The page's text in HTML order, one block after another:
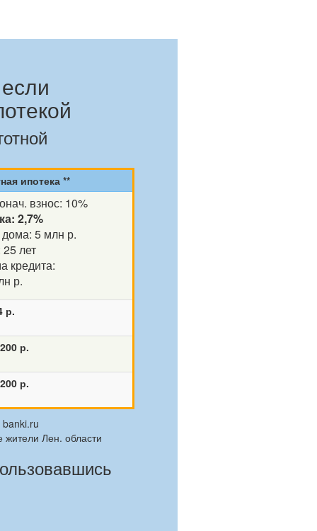
если
ипотека **
взнос: 10%
2,7%
5 млн р.
лет
кредита:
р.
р.
р.
р.
banki.ru
жители Лен. области